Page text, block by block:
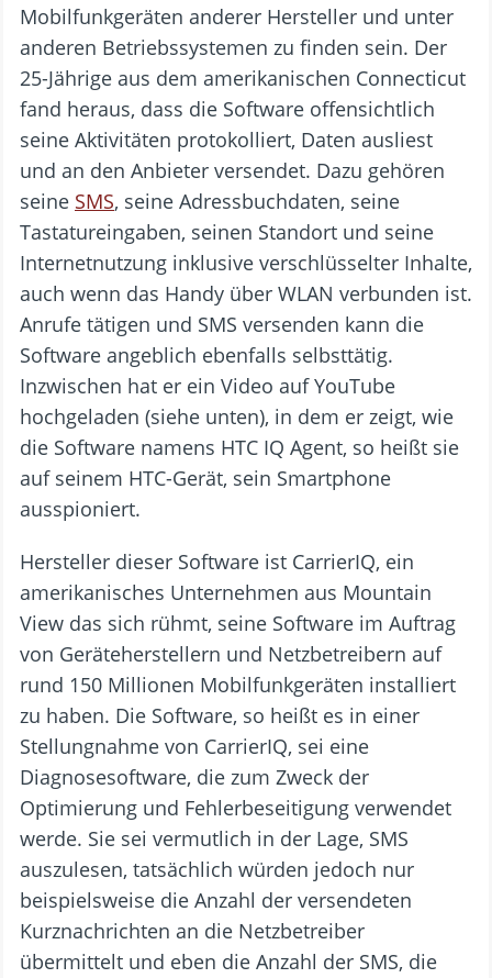
Mobilfunkgeräten anderer Hersteller und unter
anderen Betriebssystemen zu finden sein. Der
25-Jährige aus dem amerikanischen Connecticut
fand heraus, dass die Software offensichtlich
seine Aktivitäten protokolliert, Daten ausliest
und an den Anbieter versendet. Dazu gehören
seine SMS, seine Adressbuchdaten, seine
Tastatureingaben, seinen Standort und seine
Internetnutzung inklusive verschlüsselter Inhalte,
auch wenn das Handy über WLAN verbunden ist.
Anrufe tätigen und SMS versenden kann die
Software angeblich ebenfalls selbsttätig.
Inzwischen hat er ein Video auf YouTube
hochgeladen (siehe unten), in dem er zeigt, wie
die Software namens HTC IQ Agent, so heißt sie
auf seinem HTC-Gerät, sein Smartphone
ausspioniert.
Hersteller dieser Software ist CarrierIQ, ein
amerikanisches Unternehmen aus Mountain
View das sich rühmt, seine Software im Auftrag
von Geräteherstellern und Netzbetreibern auf
rund 150 Millionen Mobilfunkgeräten installiert
zu haben. Die Software, so heißt es in einer
Stellungnahme von CarrierIQ, sei eine
Diagnosesoftware, die zum Zweck der
Optimierung und Fehlerbeseitigung verwendet
werde. Sie sei vermutlich in der Lage, SMS
auszulesen, tatsächlich würden jedoch nur
beispielsweise die Anzahl der versendeten
Kurznachrichten an die Netzbetreiber
übermittelt und eben die Anzahl der SMS, die